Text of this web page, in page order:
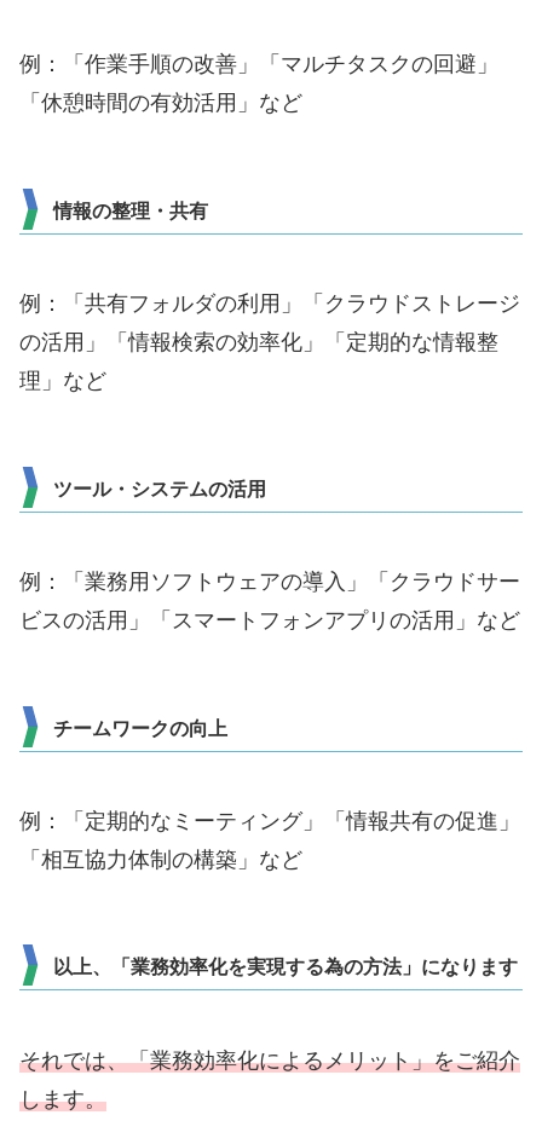
例：「作業手順の改善」「マルチタスクの回避」
「休憩時間の有効活用」など
情報の整理・共有
例：「共有フォルダの利用」「クラウドストレージ
の活用」「情報検索の効率化」「定期的な情報整
理」など
ツール・システムの活用
例：「業務用ソフトウェアの導入」「クラウドサー
ビスの活用」「スマートフォンアプリの活用」など
チームワークの向上
例：「定期的なミーティング」「情報共有の促進」
「相互協力体制の構築」など
以上、「業務効率化を実現する為の方法」になります
それでは、「業務効率化によるメリット」をご紹介
します。